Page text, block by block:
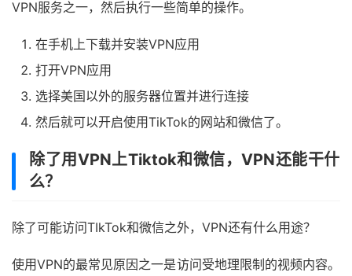
VPN服务之一，然后执行一些简单的操作。
在手机上下载并安装VPN应用
打开VPN应用
选择美国以外的服务器位置并进行连接
然后就可以开启使用TikTok的网站和微信了。
除了用VPN上Tiktok和微信，VPN还能干什
么？
除了可能访问TIkTok和微信之外，VPN还有什么用途？
使用VPN的最常见原因之一是访问受地理限制的视频内容。